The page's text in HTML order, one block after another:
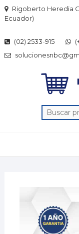
Skip
to
Rigoberto Heredia
Ecuador)
(02) 2533-915